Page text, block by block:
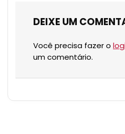
DEIXE UM
Você precisa fazer o
um comentário.